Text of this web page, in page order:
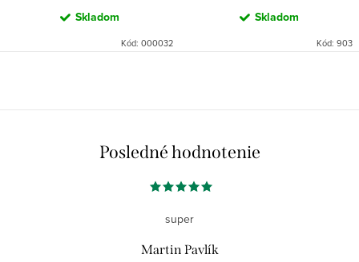
Skladom
Kód: 000032
Skladom
Kód: 903
Posledné hodnotenie
super
Martin Pavlík